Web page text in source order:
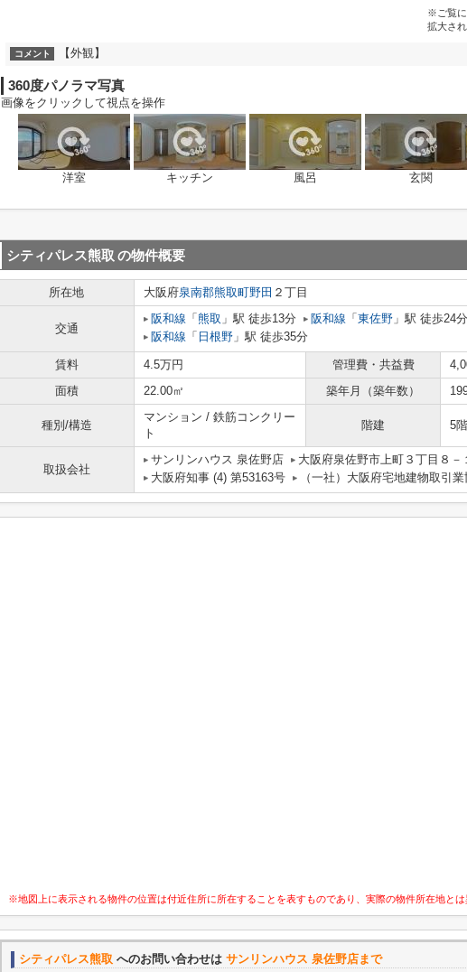
※ご覧に
拡大さ
コメント 【外観】
360度パノラマ写真
画像をクリックして視点を操作
洋室 キッチン 風呂 玄関
シティパレス熊取 の物件概要
所在地 大阪府泉南郡熊取町野田 ２丁目
交通
阪和線 「 熊取 」駅 徒歩13分 阪和線 「 東佐野 」駅 徒歩24分
阪和線 「 日根野 」駅 徒歩35分
賃料 4.5万円 管理費・共益費
面積
22.00㎡ 築年月（築年数）
種別/構造
マンション / 鉄筋コンクリー
ト
階建 5
取扱会社
サンリンハウス 泉佐野店 大阪府泉佐野市上町３丁目８－
大阪府知事 (4) 第53163号
（一社）大阪府宅地建物取引業
※地図上に表示される物件の位置は付近住所に所在することを表すものであり、実際の物件所在地とは
シティパレス熊取 へのお問い合わせは サンリンハウス 泉佐野店まで